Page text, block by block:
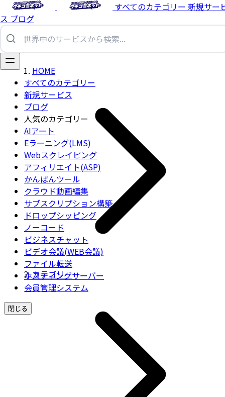
すべてのカテゴリー 新規サー
ス ブログ
すべてのカテゴリー
新規サービス
ブログ
人気のカテゴリー
AIアート
Eラーニング(LMS)
Webスクレイピング
アフィリエイト(ASP)
かんばんツール
クラウド動画編集
サブスクリプション構築
ドロップシッピング
ノーコード
ビジネスチャット
ビデオ会議(WEB会議)
ファイル転送
ホスティングサーバー
会員管理システム
閉じる
HOME
カテゴリー